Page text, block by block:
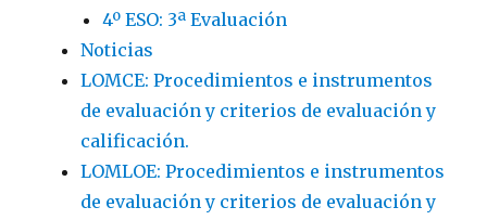
4º ESO: 3ª Evaluación
Noticias
LOMCE: Procedimientos e instrumentos
de evaluación y criterios de evaluación y
calificación.
LOMLOE: Procedimientos e instrumentos
de evaluación y criterios de evaluación y